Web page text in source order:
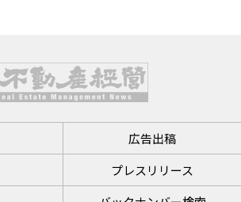
広告出稿
プレスリリース